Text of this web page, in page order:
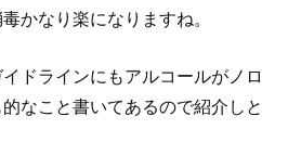
かなり楽になりますね。
ドラインにもアルコールがノロ
なこと書いてあるので紹介しと